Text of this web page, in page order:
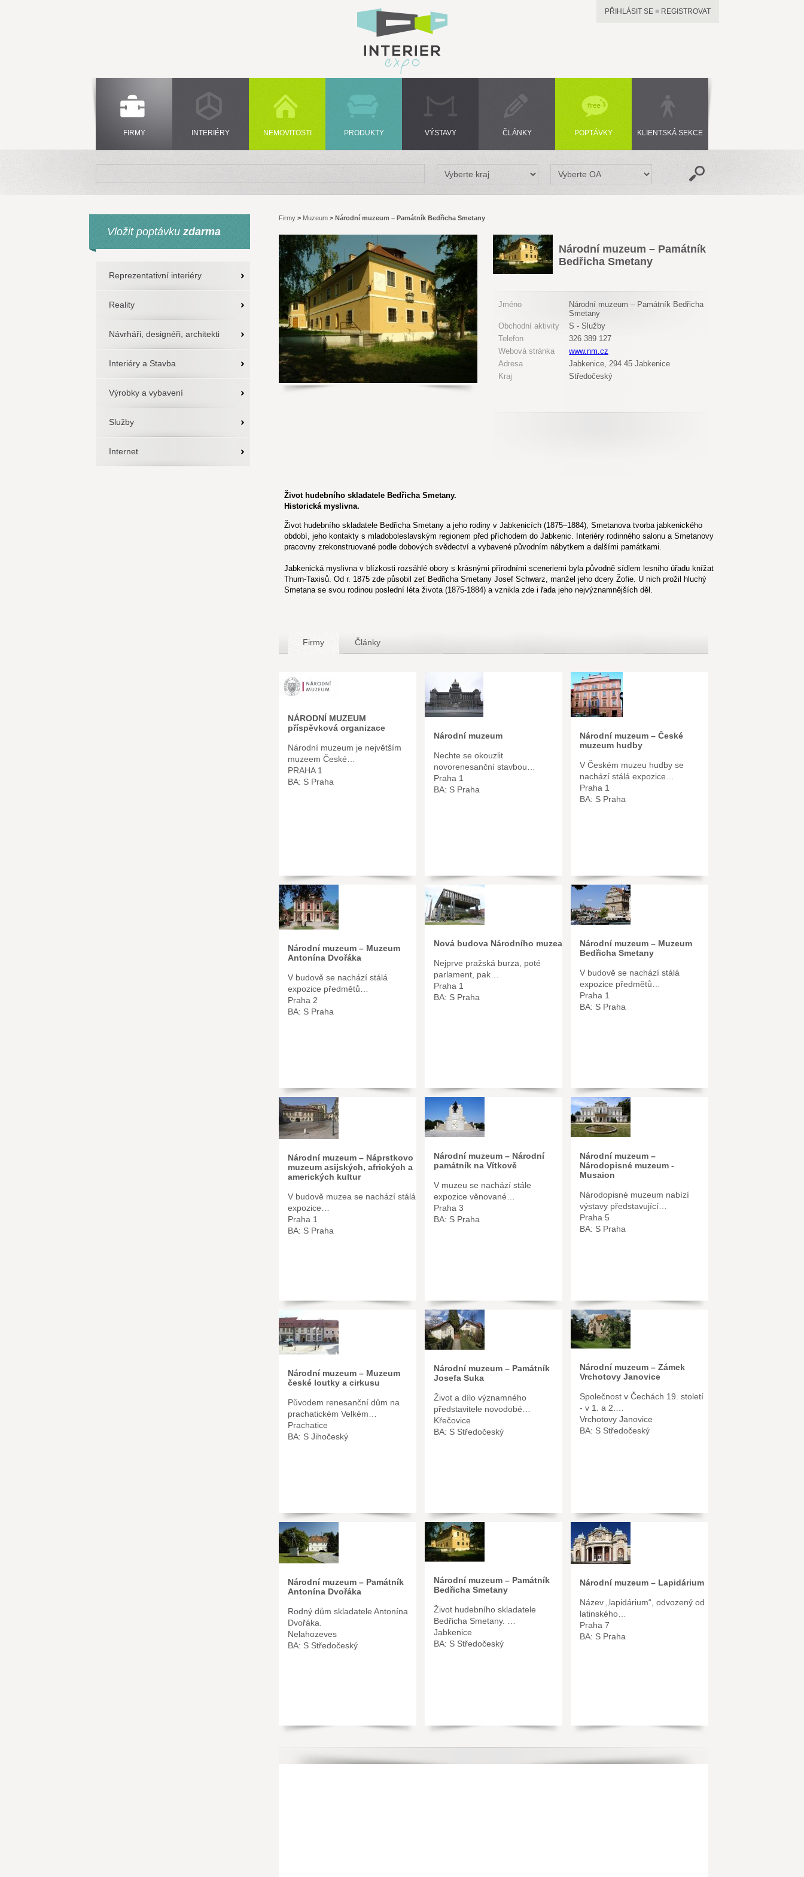
PŘIHLÁSIT SE ■ REGISTROVAT
FIRMY INTERIÉRY NEMOVITOSTI PRODUKTY VÝSTAVY ČLÁNKY POPTÁVKY KLIENTSKÁ SEKCE
Vložit poptávku zdarma
Reprezentativní interiéry
Reality
Návrháři, designéři, architekti
Interiéry a Stavba
Výrobky a vybavení
Služby
Internet
Firmy > Muzeum > Národní muzeum – Památník Bedřicha Smetany
Národní muzeum – Památník
Bedřicha Smetany
Jméno
Národní muzeum – Památník Bedřicha
Smetany
Obchodní aktivity
S - Služby
Telefon
326 389 127
Webová stránka
www.nm.cz
Adresa
Jabkenice, 294 45 Jabkenice
Kraj
Středočeský
Život hudebního skladatele Bedřicha Smetany.
Historická myslivna.
Život hudebního skladatele Bedřicha Smetany a jeho rodiny v Jabkenicích (1875–1884), Smetanova tvorba jabkenického
období, jeho kontakty s mladoboleslavským regionem před příchodem do Jabkenic. Interiéry rodinného salonu a Smetanovy
pracovny zrekonstruované podle dobových svědectví a vybavené původním nábytkem a dalšími památkami.
Jabkenická myslivna v blízkosti rozsáhlé obory s krásnými přírodními sceneriemi byla původně sídlem lesního úřadu knížat
Thurn-Taxisů. Od r. 1875 zde působil zeť Bedřicha Smetany Josef Schwarz, manžel jeho dcery Žofie. U nich prožil hluchý
Smetana se svou rodinou poslední léta života (1875-1884) a vznikla zde i řada jeho nejvýznamnějších děl.
Firmy Články
NÁRODNÍ MUZEUM
příspěvková organizace
Národní muzeum je největším
muzeem České…
PRAHA 1
BA: S Praha
Národní muzeum
Nechte se okouzlit
novorenesanční stavbou…
Praha 1
BA: S Praha
Národní muzeum – České
muzeum hudby
V Českém muzeu hudby se
nachází stálá expozice…
Praha 1
BA: S Praha
Národní muzeum – Muzeum
Antonína Dvořáka
V budově se nachází stálá
expozice předmětů…
Praha 2
BA: S Praha
Nová budova Národního muzea
Nejprve pražská burza, poté
parlament, pak…
Praha 1
BA: S Praha
Národní muzeum – Muzeum
Bedřicha Smetany
V budově se nachází stálá
expozice předmětů…
Praha 1
BA: S Praha
Národní muzeum – Náprstkovo
muzeum asijských, afrických a
amerických kultur
V budově muzea se nachází stálá
expozice…
Praha 1
BA: S Praha
Národní muzeum – Národní
památník na Vítkově
V muzeu se nachází stále
expozice věnované…
Praha 3
BA: S Praha
Národní muzeum –
Národopisné muzeum -
Musaion
Národopisné muzeum nabízí
výstavy představující…
Praha 5
BA: S Praha
Národní muzeum – Muzeum
české loutky a cirkusu
Původem renesanční dům na
prachatickém Velkém…
Prachatice
BA: S Jihočeský
Národní muzeum – Památník
Josefa Suka
Život a dílo významného
představitele novodobé…
Křečovice
BA: S Středočeský
Národní muzeum – Zámek
Vrchotovy Janovice
Společnost v Čechách 19. století
- v 1. a 2.…
Vrchotovy Janovice
BA: S Středočeský
Národní muzeum – Památník
Antonína Dvořáka
Rodný dům skladatele Antonína
Dvořáka.
Nelahozeves
BA: S Středočeský
Národní muzeum – Památník
Bedřicha Smetany
Život hudebního skladatele
Bedřicha Smetany. …
Jabkenice
BA: S Středočeský
Národní muzeum – Lapidárium
Název „lapidárium“, odvozený od
latinského…
Praha 7
BA: S Praha